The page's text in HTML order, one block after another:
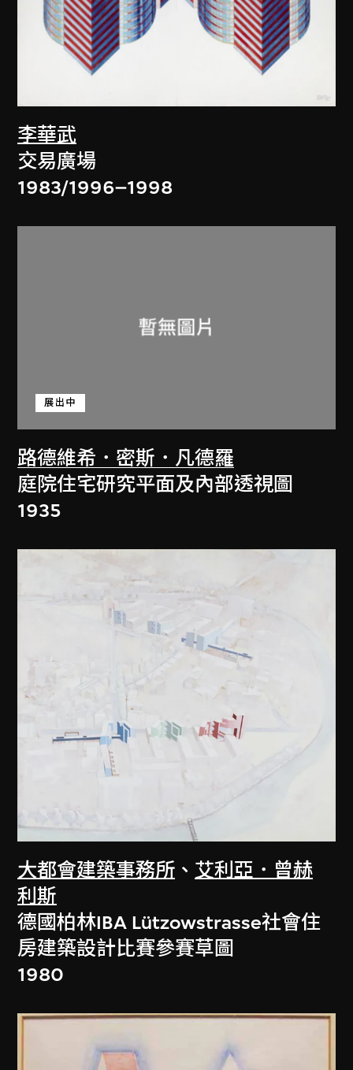
李華武
交易廣場
1983/1996–1998
路德維希．密斯．凡德羅
展出中
庭院住宅研究平面及內部透視圖
1935
大都會建築事務所 、 艾利亞．曾赫
利斯
德國柏林IBA Lützowstrasse社會住
房建築設計比賽參賽草圖
1980